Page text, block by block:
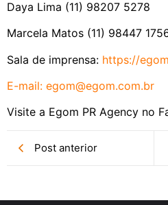
Daya Lima (11) 98207 5278
Marcela Matos (11) 98447
Sala de imprensa: https://
E-mail: egom@egom.com.br
Visite a Egom PR Agency no
Post anterior